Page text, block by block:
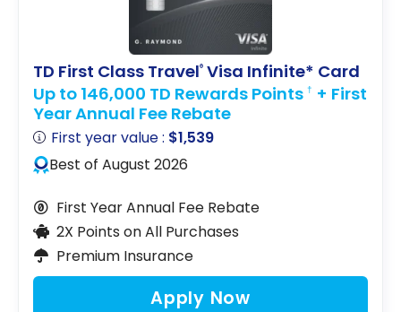
TD First Class Travel® Visa Infinite* Card
Up to 146,000 TD Rewards Points † + First
Year Annual Fee Rebate
First year value : $1,539
Best of August 2026
First Year Annual Fee Rebate
2X Points on All Purchases
Premium Insurance
Apply Now